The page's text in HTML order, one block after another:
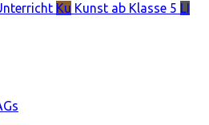
Ku Kunst ab Klasse 5 LI